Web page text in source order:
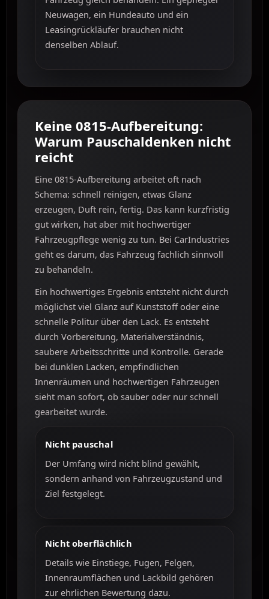
Neuwagen, ein Hundeauto und ein
Leasingrückläufer brauchen nicht
denselben Ablauf.
Keine 0815-Aufbereitung:
Warum Pauschaldenken nicht
reicht
Eine 0815-Aufbereitung arbeitet oft nach
Schema: schnell reinigen, etwas Glanz
erzeugen, Duft rein, fertig. Das kann kurzfristig
gut wirken, hat aber mit hochwertiger
Fahrzeugpflege wenig zu tun. Bei CarIndustries
geht es darum, das Fahrzeug fachlich sinnvoll
zu behandeln.
Ein hochwertiges Ergebnis entsteht nicht durch
möglichst viel Glanz auf Kunststoff oder eine
schnelle Politur über den Lack. Es entsteht
durch Vorbereitung, Materialverständnis,
saubere Arbeitsschritte und Kontrolle. Gerade
bei dunklen Lacken, empfindlichen
Innenräumen und hochwertigen Fahrzeugen
sieht man sofort, ob sauber oder nur schnell
gearbeitet wurde.
Nicht pauschal
Der Umfang wird nicht blind gewählt,
sondern anhand von Fahrzeugzustand und
Ziel festgelegt.
Nicht oberflächlich
Details wie Einstiege, Fugen, Felgen,
Innenraumflächen und Lackbild gehören
zur ehrlichen Bewertung dazu.